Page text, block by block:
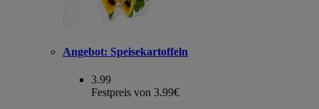
Angebot: Speisekartoffeln
3.99
Festpreis von 3.99€